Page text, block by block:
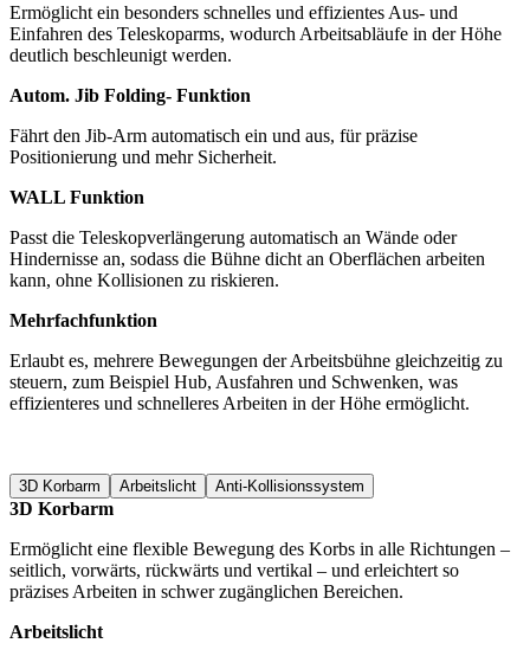
Ermöglicht ein besonders schnelles und effizientes Aus- und
Einfahren des Teleskoparms, wodurch Arbeitsabläufe in der Höhe
deutlich beschleunigt werden.
Autom. Jib Folding- Funktion
Fährt den Jib-Arm automatisch ein und aus, für präzise
Positionierung und mehr Sicherheit.
WALL Funktion
Passt die Teleskopverlängerung automatisch an Wände oder
Hindernisse an, sodass die Bühne dicht an Oberflächen arbeiten
kann, ohne Kollisionen zu riskieren.
Mehrfachfunktion
Erlaubt es, mehrere Bewegungen der Arbeitsbühne gleichzeitig zu
steuern, zum Beispiel Hub, Ausfahren und Schwenken, was
effizienteres und schnelleres Arbeiten in der Höhe ermöglicht.
3D Korbarm Arbeitslicht Anti-Kollisionssystem
3D Korbarm
Ermöglicht eine flexible Bewegung des Korbs in alle Richtungen –
seitlich, vorwärts, rückwärts und vertikal – und erleichtert so
präzises Arbeiten in schwer zugänglichen Bereichen.
Arbeitslicht